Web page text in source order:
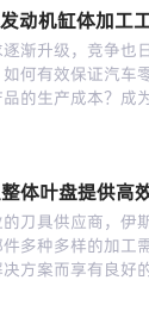
音得到的起落架
主轴的 DST
先生说：“世界
床头箱在较低的
形(归因于极高
山高瑞典总部
Spiers 现在命
径80mm的玉米
的仿形铣刀
于插铣锻件的
们有一个必须要
是我们现在的状
为刀具细分行业
的成功案例，
业要求在不断变
求越高。汽车
最大载荷。对于
产品。“自15年
济性）＇，也就
理的负责人
他求，只关心
在孔中，那么通
处理；最坏的情
动机缸体加工
升级，竞争也
何有效保证汽车
的生产成本？成
以应对节拍要
压、双可变气门
动、涨断连杆等
，与普通发动机
动力与超低油耗
率，这样就使得
体叶盘提供高
具供应商，伊
多种多样的加工
决方案而享有良
自八十年代中期